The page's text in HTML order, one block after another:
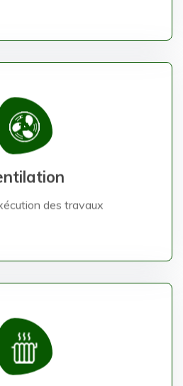
des travaux
des travaux
des travaux